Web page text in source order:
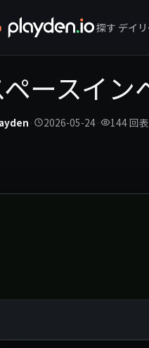
探す デイ
ペースイン
· 2026-05-24· 144 回